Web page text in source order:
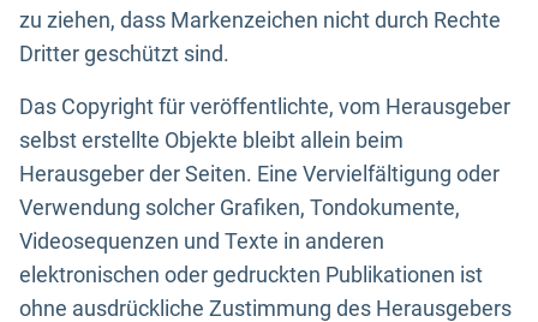
zu ziehen, dass Markenzeichen nicht durch Rechte
Dritter geschützt sind.
Das Copyright für veröffentlichte, vom Herausgeber
selbst erstellte Objekte bleibt allein beim
Herausgeber der Seiten. Eine Vervielfältigung oder
Verwendung solcher Grafiken, Tondokumente,
Videosequenzen und Texte in anderen
elektronischen oder gedruckten Publikationen ist
ohne ausdrückliche Zustimmung des Herausgebers